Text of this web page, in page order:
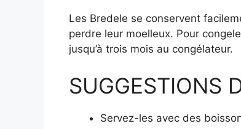
Les Bredele se conservent
perdre leur moelleux. Pour
jusqu’à trois mois au congélateur.
SUGGESTIONS
Servez-les avec des